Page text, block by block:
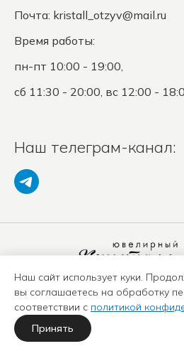
Почта: kristall_otzyv@mail.ru
Время работы:
пн-пт 10:00 - 19:00,
сб 11:30 - 20:00, вс 12:00 -
Наш телеграм-канал:
Политика
Положение о
Оферта
Политика
Наш сайт использует куки.
вы соглашаетесь на обработку
соответствии с политикой
Принять